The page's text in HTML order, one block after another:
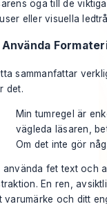
öga till de
eller visuella
Använda
sammanfattar
det.
Min tumregel är
vägleda läsaren,
Om det inte gör
använda fet text och
En ren,
varumärke och ditt